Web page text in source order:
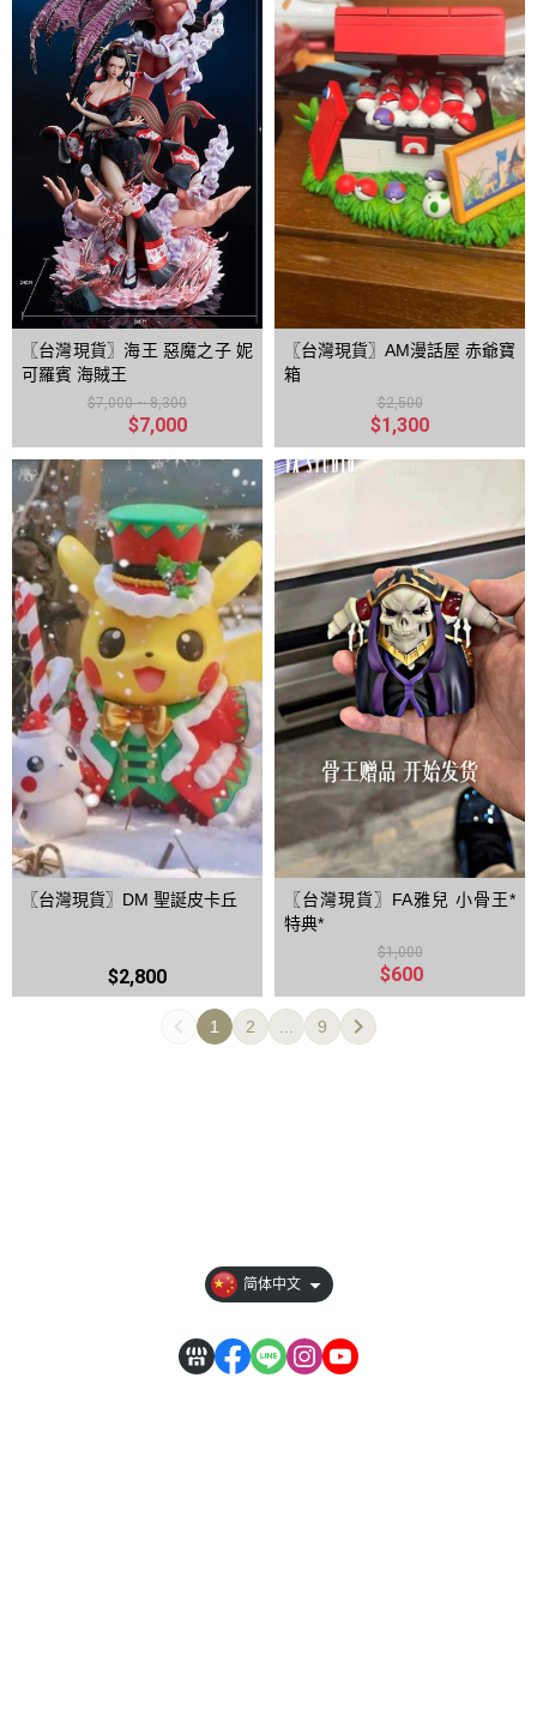
〖台灣現貨〗海王 惡魔之子 妮
可羅賓 海賊王
$7,000 ~ 8,300
$7,000
〖台灣現貨〗AM漫話屋 赤爺寶
箱
$2,500
$1,300
〖台灣現貨〗DM 聖誕皮卡丘
$2,800
〖台灣現貨〗FA雅兒 小骨王*
特典*
$1,000
$600
1 2 9
简体中文